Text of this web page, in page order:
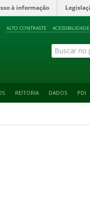
à informação
ALTO CONTRASTE ACESSIBILIDADE
REITORIA DADOS PDI